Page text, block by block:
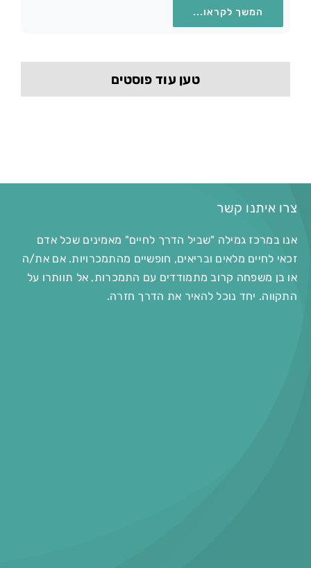
המשך לקראו...
טען עוד פוסטים
צרו איתנו קשר
אנו במרכז גמילה "שביל הדרך לחיים" מאמינים שכל אדם
זכאי לחיים מלאים ובריאים, חופשיים מהתמכרויות. אם את/ה
או בן משפחה קרוב מתמודדים עם התמכרות, אל תוותרו על
התקווה. יחד נוכל להאיר את הדרך חזרה.